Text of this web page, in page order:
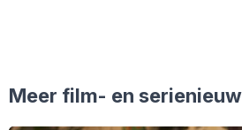
Meer film- en